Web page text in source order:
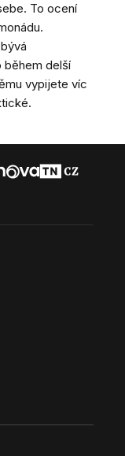
To ocení
bývá
během delší
vypijete víc